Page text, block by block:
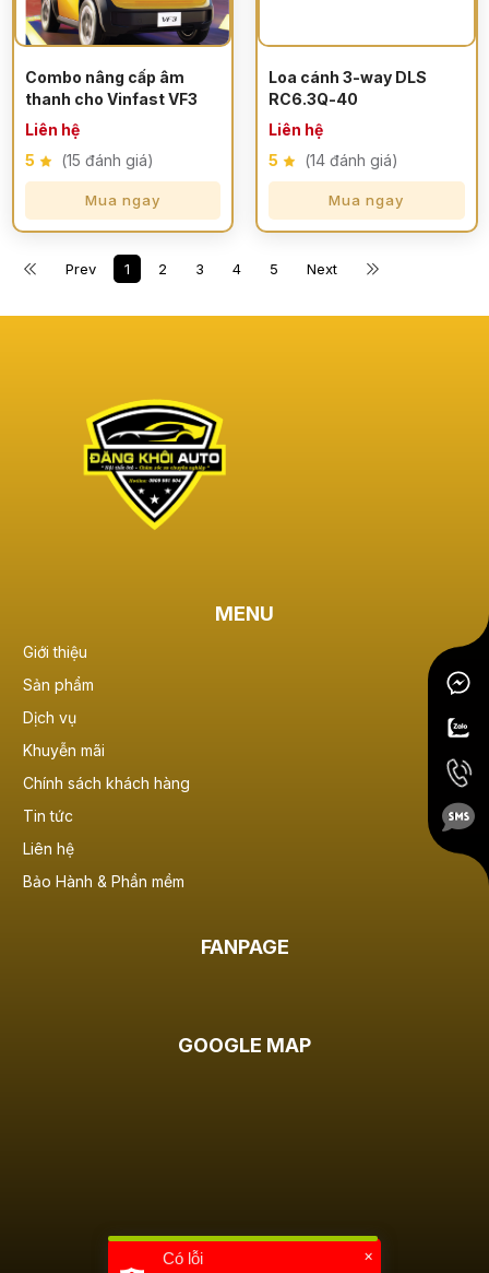
Combo nâng cấp âm
thanh cho Vinfast VF3
Liên hệ
5
(15 đánh giá)
Mua ngay
Loa cánh 3-way DLS
RC6.3Q-40
Liên hệ
5
(14 đánh giá)
Mua ngay
Prev 1 2 3 4 5 Next
MENU
Giới thiệu
Sản phẩm
Dịch vụ
Khuyễn mãi
Chính sách khách hàng
Tin tức
Liên hệ
Bảo Hành & Phần mềm
FANPAGE
GOOGLE MAP
×
Có lỗi